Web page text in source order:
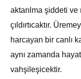
aktarılma şiddeti
çıldırtıcaktır.
harcayan bir canlı
aynı zamanda
vahşileşicektir.